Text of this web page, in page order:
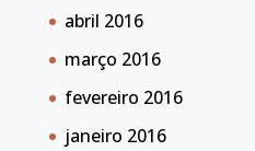
abril 2016
março 2016
fevereiro 2016
janeiro 2016